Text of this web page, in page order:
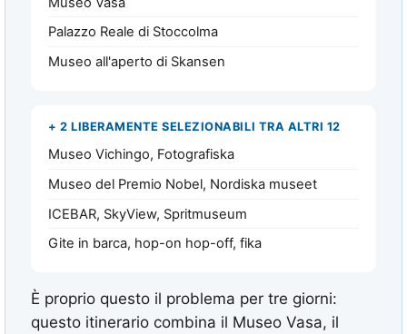
Palazzo Reale di Stoccolma
Museo all'aperto di Skansen
+ 2 LIBERAMENTE SELEZIONABILI TRA ALTRI 12
Museo Vichingo, Fotografiska
Museo del Premio Nobel, Nordiska museet
ICEBAR, SkyView, Spritmuseum
Gite in barca, hop-on hop-off, fika
È proprio questo il problema per tre giorni:
questo itinerario combina il Museo Vasa, il